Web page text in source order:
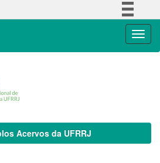
Acervos da UFRRJ